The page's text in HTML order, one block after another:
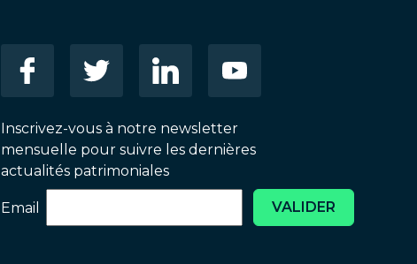
Inscrivez-vous à notre newsletter
mensuelle pour suivre les dernières
actualités patrimoniales
Email VALIDER